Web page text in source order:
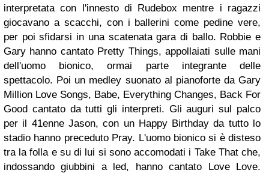
interpretata con l'innesto di Rudebox mentre i ragazzi
giocavano a scacchi, con i ballerini come pedine vere,
per poi sfidarsi in una scatenata gara di ballo. Robbie e
Gary hanno cantato Pretty Things, appollaiati sulle mani
dell'uomo bionico, ormai parte integrante delle
spettacolo. Poi un medley suonato al pianoforte da Gary
Million Love Songs, Babe, Everything Changes, Back For
Good cantato da tutti gli interpreti. Gli auguri sul palco
per il 41enne Jason, con un Happy Birthday da tutto lo
stadio hanno preceduto Pray. L'uomo bionico si è disteso
tra la folla e su di lui si sono accomodati i Take That che,
indossando giubbini a led, hanno cantato Love Love.